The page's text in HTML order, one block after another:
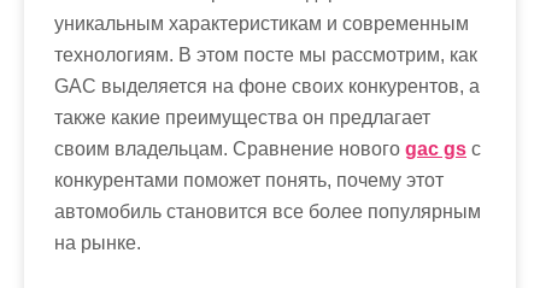
уникальным характеристикам и современным
технологиям. В этом посте мы рассмотрим, как
GAC выделяется на фоне своих конкурентов, а
также какие преимущества он предлагает
своим владельцам. Сравнение нового gac gs с
конкурентами поможет понять, почему этот
автомобиль становится все более популярным
на рынке.